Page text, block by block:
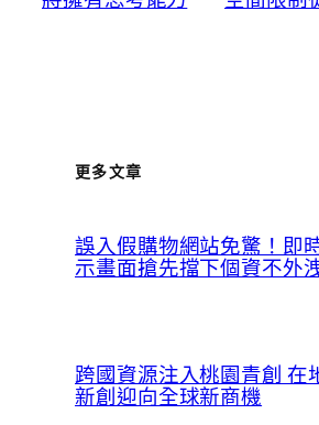
更多文章
誤入假購物網站免驚！即
示畫面搶先擋下個資不外
跨國資源注入桃園青創 在
新創迎向全球新商機